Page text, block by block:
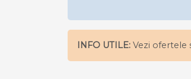
INFO UTILE: Vezi ofertele